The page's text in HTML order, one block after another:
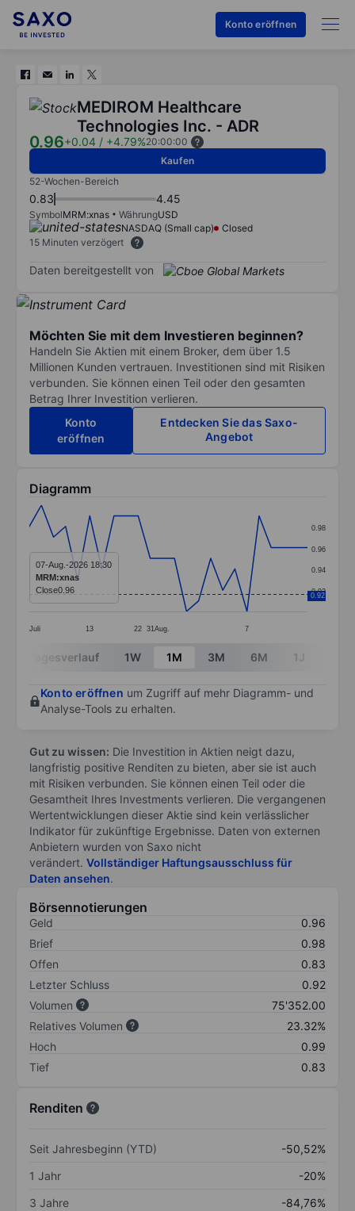
Konto eröffnen
MEDIROM Healthcare
Technologies Inc. - ADR
0.96+0.04 / +4.79%20:00:00
Kaufen
52-Wochen-Bereich
0.83 4.45
SymbolMRM:xnas WährungUSD
NASDAQ (Small cap)
Closed
15 Minuten verzögert
Daten bereitgestellt von
Möchten Sie mit dem Investieren beginnen?
Handeln Sie Aktien mit einem Broker, dem über 1.5
Millionen Kunden vertrauen. Investitionen sind mit Risiken
verbunden. Sie können einen Teil oder den gesamten
Betrag Ihrer Investition verlieren.
Konto
eröffnen
Entdecken Sie das Saxo-
Angebot
Diagramm
Chart
Line chart with 24 data points.
The chart has 1 X axis displaying categories.
The chart has 1 Y axis displaying values. Data
Juli 13 22 31 Aug. 7
0.92
0.94
0.96
0.98
0.92
07-Aug.-2026 18:30
MRM:xnas
Close0.96
End of interactive chart.
Tagesverlauf 1W 1M 3M 6M 1J
Konto eröffnen um Zugriff auf mehr Diagramm- und
Analyse-Tools zu erhalten.
Gut zu wissen: Die Investition in Aktien neigt dazu,
langfristig positive Renditen zu bieten, aber sie ist auch
mit Risiken verbunden. Sie können einen Teil oder die
Gesamtheit Ihres Investments verlieren. Die vergangenen
Wertentwicklungen dieser Aktie sind kein verlässlicher
Indikator für zukünftige Ergebnisse. Daten von externen
Anbietern wurden von Saxo nicht
verändert. Vollständiger Haftungsausschluss für
Daten ansehen.
Börsennotierungen
Geld
0.96
Brief
0.98
Offen
0.83
Letzter Schluss
0.92
Volumen
75'352.00
Relatives Volumen
23.32%
Hoch
0.99
Tief
0.83
Renditen
Seit Jahresbeginn (YTD)
-50,52%
1 Jahr
-20%
3 Jahre
-84,76%